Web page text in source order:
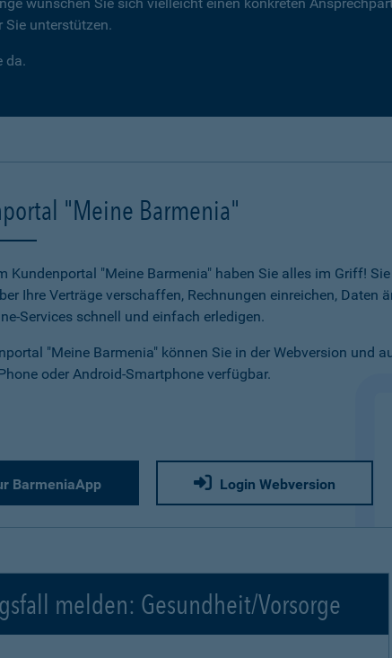
Sie unterstützen.
da.
"Meine Barmenia"
Kundenportal "Meine Barmenia" haben Sie alles im Griff!
Ihre Verträge verschaffen, Rechnungen einreichen, Daten
Services schnell und einfach erledigen.
"Meine Barmenia" können Sie in der Webversion und
oder Android-Smartphone verfügbar.
BarmeniaApp Login Webversion
melden: Gesundheit/Vorsorge